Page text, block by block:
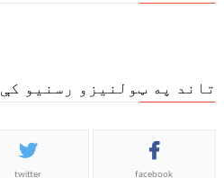
تاند په ټولنیزو رسنیو کې
facebook
twitter